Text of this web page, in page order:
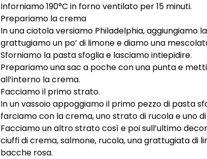
Inforniamo 190°C in forno ventilato per 15 minuti.
Prepariamo la crema
In una ciotola versiamo Philadelphia, aggiungiamo
grattugiamo un po’ di limone e diamo una
Sforniamo la pasta sfoglia e lasciamo intiepidire.
Prepariamo una sac a poche con una punta e
all’interno la crema.
Facciamo il primo strato.
In un vassoio appoggiamo il primo pezzo di pasta
farciamo con la crema, uno strato di rucola e uno
Facciamo un altro strato così e poi sull’ultimo
ciuffi di crema, salmone, rucola, una grattugiata di
bacche rosa.